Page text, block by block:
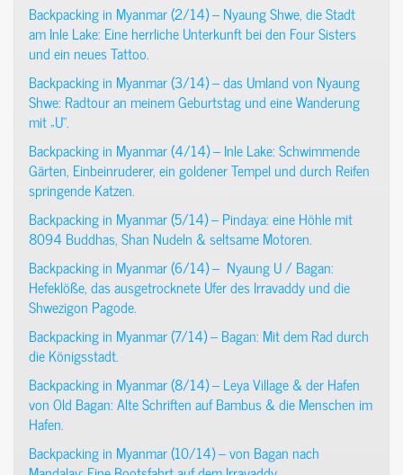
Backpacking in Myanmar (2/14) – Nyaung Shwe, die Stadt
am Inle Lake: Eine herrliche Unterkunft bei den Four Sisters
und ein neues Tattoo.
Backpacking in Myanmar (3/14) – das Umland von Nyaung
Shwe: Radtour an meinem Geburtstag und eine Wanderung
mit „U“.
Backpacking in Myanmar (4/14) – Inle Lake: Schwimmende
Gärten, Einbeinruderer, ein goldener Tempel und durch Reifen
springende Katzen.
Backpacking in Myanmar (5/14) – Pindaya: eine Höhle mit
8094 Buddhas, Shan Nudeln & seltsame Motoren.
Backpacking in Myanmar (6/14) – Nyaung U / Bagan:
Hefeklöße, das ausgetrocknete Ufer des Irravaddy und die
Shwezigon Pagode.
Backpacking in Myanmar (7/14) – Bagan: Mit dem Rad durch
die Königsstadt.
Backpacking in Myanmar (8/14) – Leya Village & der Hafen
von Old Bagan: Alte Schriften auf Bambus & die Menschen im
Hafen.
Backpacking in Myanmar (10/14) – von Bagan nach